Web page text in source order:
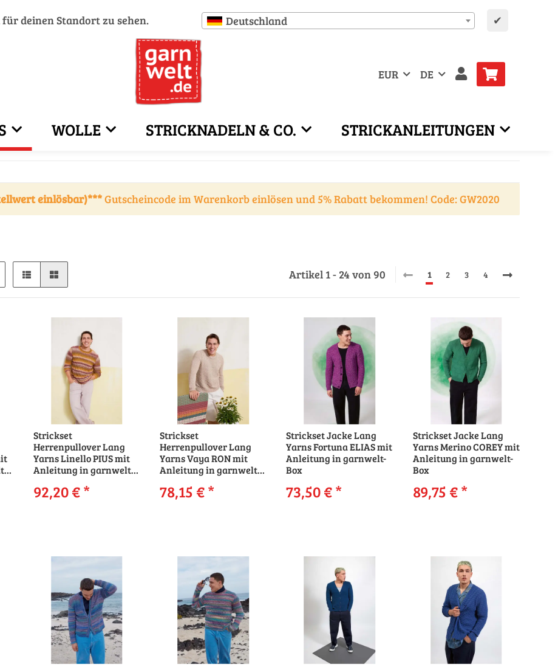
deinen Standort zu sehen. Deutschland ✔
EUR DE
WOLLE STRICKNADELN & CO. STRICKANLEITUNGEN
einlösbar)***Gutscheincode im Warenkorb einlösen und 5% Rabatt bekommen! Code: GW2020
Artikel 1 - 24 von 90 1 2 3 4
Strickset
Herrenpullover Lang
Yarns Linello PIUS mit
Anleitung in garnwelt-
92,20 €*
Strickset
Herrenpullover Lang
Yarns Vaya RON mit
Anleitung in garnwelt-
78,15 €*
Strickset Jacke Lang
Yarns Fortuna ELIAS mit
Anleitung in garnwelt-
Box
73,50 €*
Strickset Jacke Lang
Yarns Merino COREY mit
Anleitung in garnwelt-
Box
89,75 €*